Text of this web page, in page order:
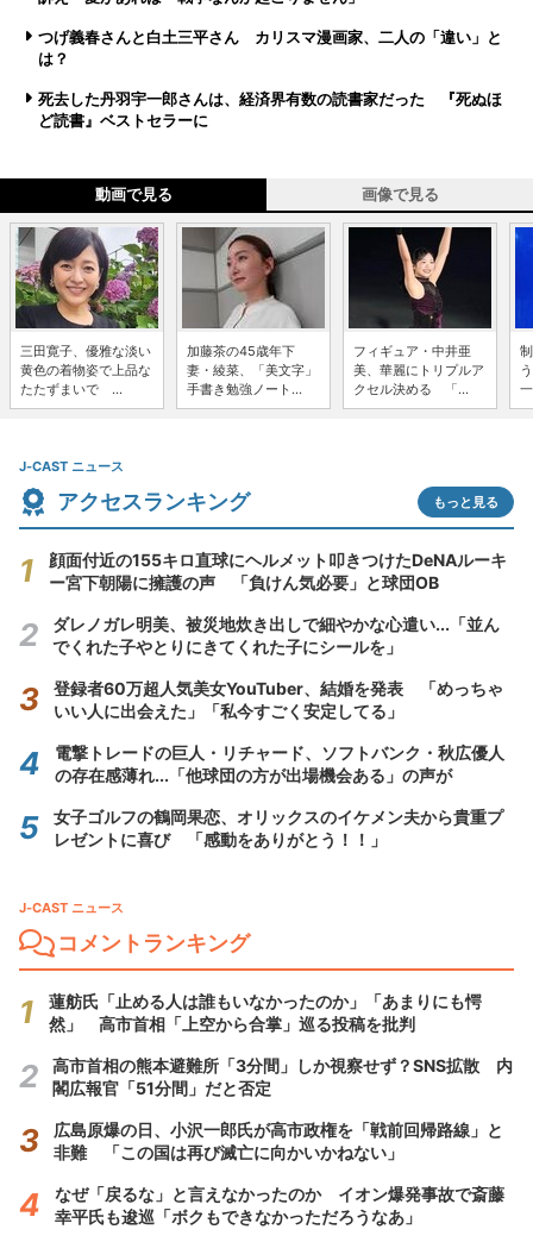
つげ義春さんと白土三平さん カリスマ漫画家、二人の「違い」と
は？
死去した丹羽宇一郎さんは、経済界有数の読書家だった 『死ぬほ
ど読書』ベストセラーに
動画で見る 画像で見る
三田寛子、優雅な淡い
黄色の着物姿で上品な
たたずまいで ...
加藤茶の45歳年下
妻・綾菜、「美文字」
手書き勉強ノート...
フィギュア・中井亜
美、華麗にトリプルア
クセル決める 「...
J-CAST ニュース
アクセスランキング もっと見る
顔面付近の155キロ直球にヘルメット叩きつけたDeNAルーキ
ー宮下朝陽に擁護の声 「負けん気必要」と球団OB
ダレノガレ明美、被災地炊き出しで細やかな心遣い...「並ん
でくれた子やとりにきてくれた子にシールを」
登録者60万超人気美女YouTuber、結婚を発表 「めっちゃ
いい人に出会えた」「私今すごく安定してる」
電撃トレードの巨人・リチャード、ソフトバンク・秋広優人
の存在感薄れ...「他球団の方が出場機会ある」の声が
女子ゴルフの鶴岡果恋、オリックスのイケメン夫から貴重プ
レゼントに喜び 「感動をありがとう！！」
J-CAST ニュース
コメントランキング
蓮舫氏「止める人は誰もいなかったのか」「あまりにも愕
然」 高市首相「上空から合掌」巡る投稿を批判
高市首相の熊本避難所「3分間」しか視察せず？SNS拡散 内
閣広報官「51分間」だと否定
広島原爆の日、小沢一郎氏が高市政権を「戦前回帰路線」と
非難 「この国は再び滅亡に向かいかねない」
なぜ「戻るな」と言えなかったのか イオン爆発事故で斎藤
幸平氏も逡巡「ボクもできなかっただろうなあ」